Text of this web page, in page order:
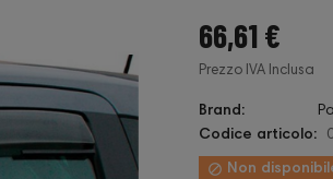
66,61 €
Prezzo IVA Inclusa
Brand:
Codice articolo:
 Non